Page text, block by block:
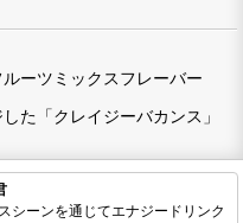
ーツミックスフレーバー
た「クレイジーバカンス」
シーンを通じてエナジードリンク